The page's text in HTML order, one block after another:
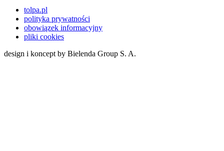
tolpa.pl
polityka prywatności
obowiązek informacyjny
pliki cookies
design i koncept by Bielenda Group S. A.